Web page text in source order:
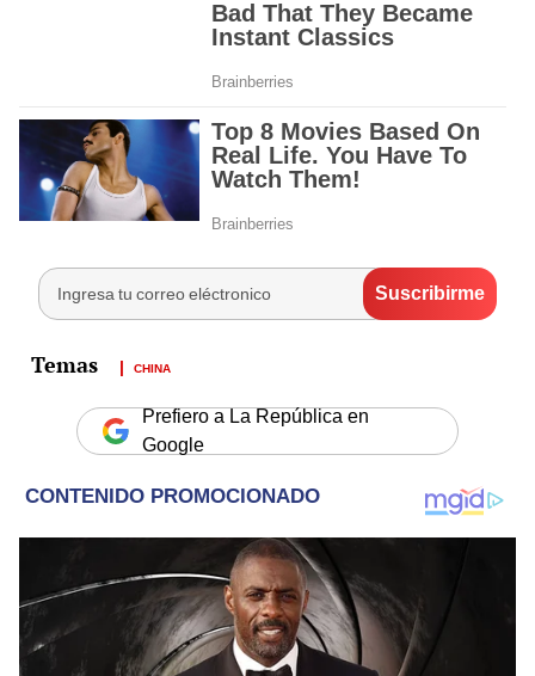
CHINA
Prefiero a La República en
Google